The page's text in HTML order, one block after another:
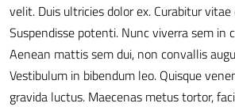
velit. Duis ultricies dolor ex. Curabitur
Suspendisse potenti. Nunc viverra sem in
Aenean mattis sem dui, non convallis
Vestibulum in bibendum leo. Quisque
gravida luctus. Maecenas metus tortor,